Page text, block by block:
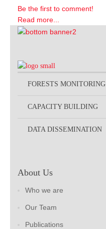
Be the first to comment!
Read more...
FORESTS MONITORING
CAPACITY BUILDING
DATA DISSEMINATION
About Us
Who we are
Our Team
Publications